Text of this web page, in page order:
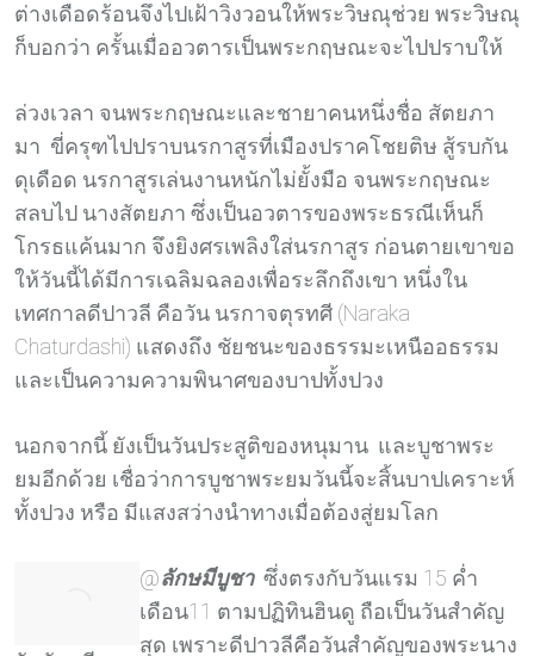
ต่างเดือดร้อนจึงไปเฝ้าวิงวอนให้พระวิษณุช่วย พระวิษณุ
ก็บอกว่า ครั้นเมื่ออวตารเป็นพระกฤษณะจะไปปราบให้
ล่วงเวลา จนพระกฤษณะและชายาคนหนึ่งชื่อ สัตยภา
มา ขี่ครุฑไปปราบนรกาสูรที่เมืองปราคโชยติษ สู้รบกัน
ดุเดือด นรกาสูรเล่นงานหนักไม่ยั้งมือ จนพระกฤษณะ
สลบไป นางสัตยภา ซึ่งเป็นอวตารของพระธรณีเห็นก็
โกรธแค้นมาก จึงยิงศรเพลิงใส่นรกาสูร ก่อนตายเขาขอ
ให้วันนี้ได้มีการเฉลิมฉลองเพื่อระลึกถึงเขา หนึ่งใน
เทศกาลดีปาวลี คือวัน นรกาจตุรทศี (Naraka
Chaturdashi) แสดงถึง ชัยชนะของธรรมะเหนืออธรรม
และเป็นความความพินาศของบาปทั้งปวง
นอกจากนี้ ยังเป็นวันประสูติของหนุมาน และบูชาพระ
ยมอีกด้วย เชื่อว่าการบูชาพระยมวันนี้จะสิ้นบาปเคราะห์
ทั้งปวง หรือ มีแสงสว่างนำทางเมื่อต้องสู่ยมโลก
@ลักษมีบูชาซึ่งตรงกับวันแรม 15 ค่ำ
เดือน11 ตามปฏิทินฮินดู ถือเป็นวันสำคัญ
สุด เพราะดีปาวลีคือวันสำคัญของพระนาง